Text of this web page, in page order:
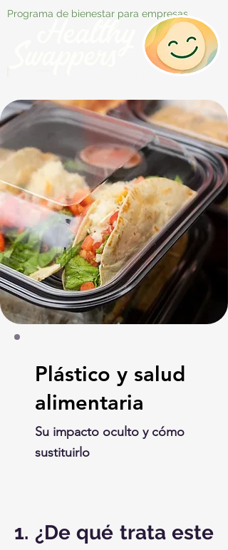
Programa de bienestar para empresas
Plástico y salud
alimentaria
Su impacto oculto y cómo
sustituirlo
1. ¿De qué trata este